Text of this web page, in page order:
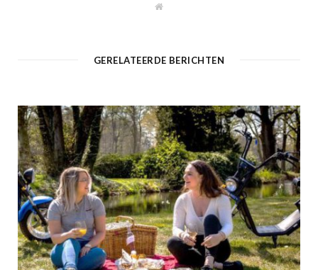
W
e
GERELATEERDE BERICHTEN